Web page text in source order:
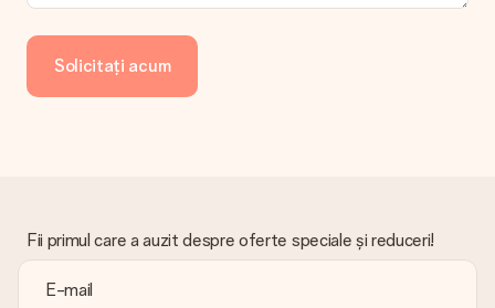
să vă ajute să găsiți o soluție adecvată.
Factura este trimisă împreună cu comanda?
Solicitați acum
Fii primul care a auzit despre oferte speciale și reduceri!